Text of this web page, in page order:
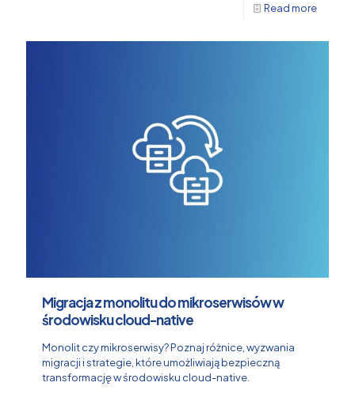
Read more
Migracja z monolitu do mikroserwisów w
środowisku cloud-native
Monolit czy mikroserwisy? Poznaj różnice, wyzwania
migracji i strategie, które umożliwiają bezpieczną
transformację w środowisku cloud-native.